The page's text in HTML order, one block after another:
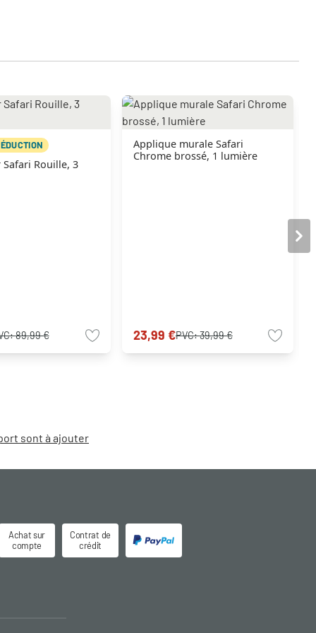
Rouille, 3
89,99 €
Applique murale Safari
Chrome brossé, 1 lumière
23,99 €PVC:39,99 €
sont à ajouter
Achat sur
compte
Contrat de
crédit